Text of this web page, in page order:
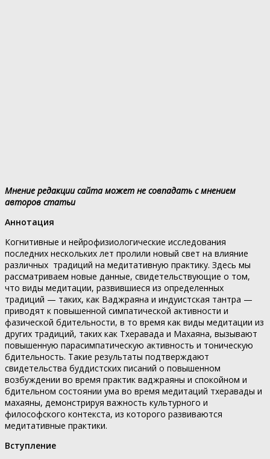
Мнение редакции сайта может не совпадать с мнением
авторов статьи
Аннотация
Когнитивные и нейрофизиологические исследования
последних нескольких лет пролили новый свет на влияние
различных традиций на медитативную практику. Здесь мы
рассматриваем новые данные, свидетельствующие о том,
что виды медитации, развившиеся из определенных
традиций — таких, как Ваджраяна и индуистская тантра —
приводят к повышенной симпатической активности и
фазической бдительности, в то время как виды медитации из
других традиций, таких как Тхеравада и Махаяна, вызывают
повышенную парасимпатическую активность и тоническую
бдительность. Такие результаты подтверждают
свидетельства буддистских писаний о повышенном
возбуждении во время практик ваджраяны и спокойном и
бдительном состоянии ума во время медитаций тхеравады и
махаяны, демонстрируя важность культурного и
философского контекста, из которого развиваются
медитативные практики.
Вступление